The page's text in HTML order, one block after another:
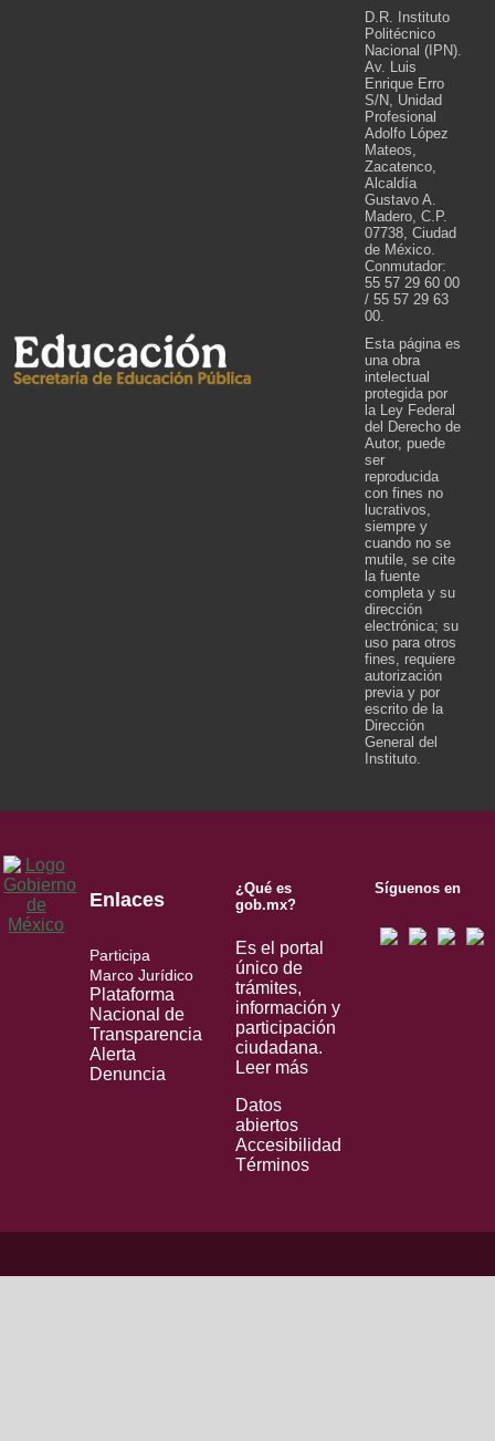
D.R. Instituto
Politécnico
Nacional (IPN).
Av. Luis
Enrique Erro
S/N, Unidad
Profesional
Adolfo López
Mateos,
Zacatenco,
Alcaldía
Gustavo A.
Madero, C.P.
07738, Ciudad
de México.
Conmutador:
55 57 29 60 00
/ 55 57 29 63
00.
Esta página es
una obra
intelectual
protegida por
la Ley Federal
del Derecho de
Autor, puede
ser
reproducida
con fines no
lucrativos,
siempre y
cuando no se
mutile, se cite
la fuente
completa y su
dirección
electrónica; su
uso para otros
fines, requiere
autorización
previa y por
escrito de la
Dirección
General del
Instituto.
Enlaces
Participa
Marco Jurídico
Plataforma
Nacional de
Transparencia
Alerta
Denuncia
¿Qué es
gob.mx?
Es el portal
único de
trámites,
información y
participación
ciudadana.
Leer más
Datos
abiertos
Accesibilidad
Términos
Síguenos en